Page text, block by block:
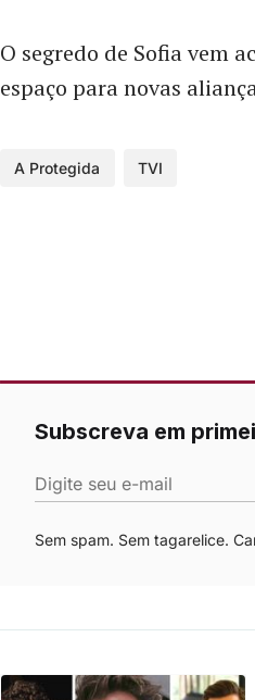
O segredo de Sofia vem
espaço para novas
A Protegida TVI
Subscreva em
Digite seu e-mail
Sem spam. Sem tagarelice.